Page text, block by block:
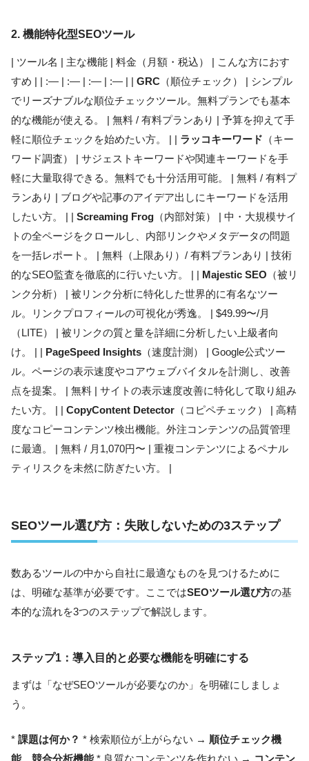
2. 機能特化型SEOツール
| ツール名 | 主な機能 | 料金（月額・税込） | こんな方におす
すめ | | :— | :— | :— | :— | | GRC （順位チェック） | シンプル
でリーズナブルな順位チェックツール。無料プランでも基本
的な機能が使える。 | 無料 / 有料プランあり | 予算を抑えて手
軽に順位チェックを始めたい方。 | | ラッコキーワード （キー
ワード調査） | サジェストキーワードや関連キーワードを手
軽に大量取得できる。無料でも十分活用可能。 | 無料 / 有料プ
ランあり | ブログや記事のアイデア出しにキーワードを活用
したい方。 | | Screaming Frog （内部対策） | 中・大規模サイ
トの全ページをクロールし、内部リンクやメタデータの問題
を一括レポート。 | 無料（上限あり）/ 有料プランあり | 技術
的なSEO監査を徹底的に行いたい方。 | |
Majestic SEO （被リ
ンク分析） | 被リンク分析に特化した世界的に有名なツー
ル。リンクプロフィールの可視化が秀逸。 | $49.99〜/月
（LITE） | 被リンクの質と量を詳細に分析したい上級者向
け。 | |
PageSpeed Insights （速度計測） | Google公式ツー
ル。ページの表示速度やコアウェブバイタルを計測し、改善
点を提案。 | 無料 | サイトの表示速度改善に特化して取り組み
たい方。 | | CopyContent Detector （コピペチェック） | 高精
度なコピーコンテンツ検出機能。外注コンテンツの品質管理
に最適。 | 無料 / 月1,070円〜 | 重複コンテンツによるペナル
ティリスクを未然に防ぎたい方。 |
SEOツール選び方：失敗しないための3ステップ
数あるツールの中から自社に最適なものを見つけるために
は、明確な基準が必要です。ここではSEOツール選び方の基
本的な流れを3つのステップで解説します。
ステップ1：導入目的と必要な機能を明確にする
まずは「なぜSEOツールが必要なのか」を明確にしましょ
う。
* 課題は何か？ * 検索順位が上がらない → 順位チェック機
能、競合分析機能* 良質なコンテンツを作れない → コンテン